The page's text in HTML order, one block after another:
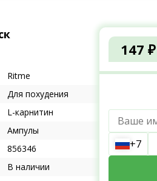
Ritme
Для похудения
L-карнитин
Ампулы
856346
В наличии
147 ₽
+7